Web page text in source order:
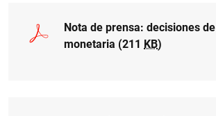
Nota de prensa: decisiones
monetaria (211 KB)